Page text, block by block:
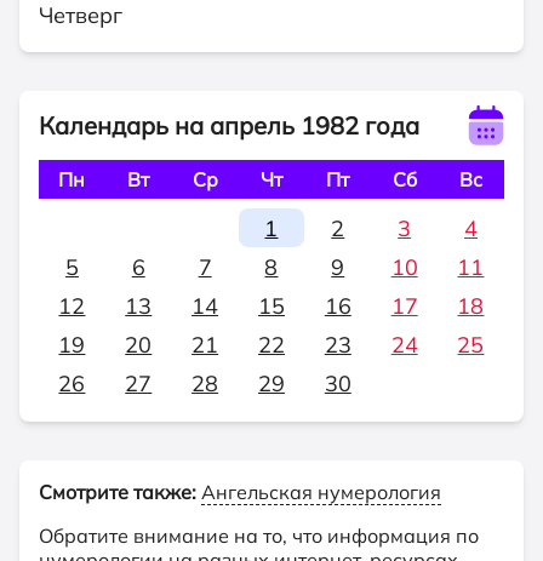
Четверг
Календарь на апрель 1982 года
Пн Вт Ср Чт Пт Сб Вс
1 2 3
4
5
6 7 8 9 10
11
12
13 14 15 16 17
18
19
20 21 22 23 24
25
26
27 28 29 30
Смотрите также: Ангельская нумерология
Обратите внимание на то, что информация по